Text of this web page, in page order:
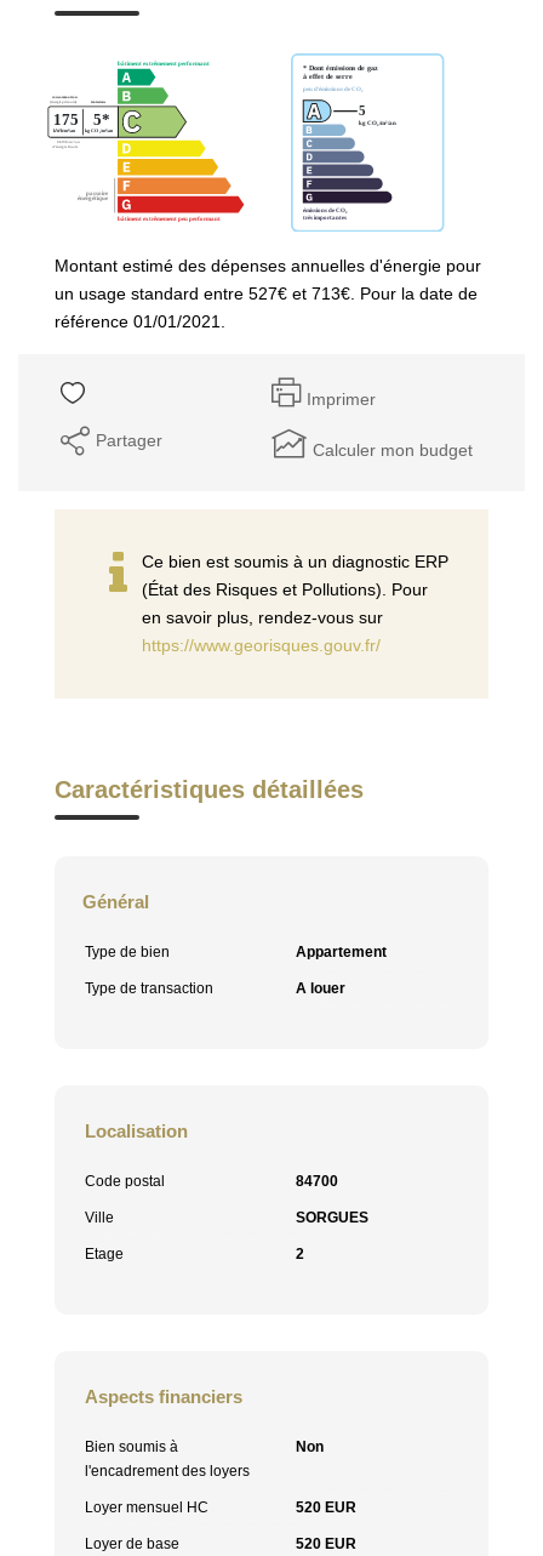
Montant estimé des dépenses annuelles d'énergie pour
un usage standard entre 527€ et 713€. Pour la date de
référence 01/01/2021.
Imprimer
Partager Calculer mon budget
Ce bien est soumis à un diagnostic ERP
(État des Risques et Pollutions). Pour
en savoir plus, rendez-vous sur
https://www.georisques.gouv.fr/
Caractéristiques détaillées
Général
Type de bien Appartement
Type de transaction A louer
Localisation
Code postal 84700
Ville SORGUES
Etage 2
Aspects financiers
Bien soumis à
l'encadrement des loyers
Non
Loyer mensuel HC 520 EUR
Loyer de base 520 EUR